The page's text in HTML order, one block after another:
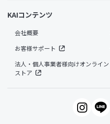
KAIコンテンツ
会社概要
お客様サポート
法人・個人事業者様向けオンライン
ストア